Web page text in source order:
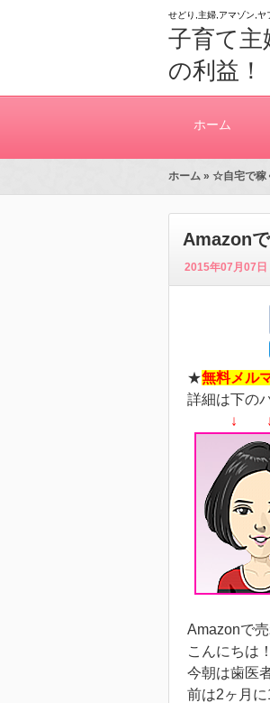
せどり,主婦,アマゾン,ヤ
子育て主
の利益！
ホーム
ホーム » ☆自宅で稼
Amazon
2015年07月07日
★無料メル
詳細は下の
↓ ↓
Amazonで
こんにちは！
今朝は歯医
前は2ヶ月に